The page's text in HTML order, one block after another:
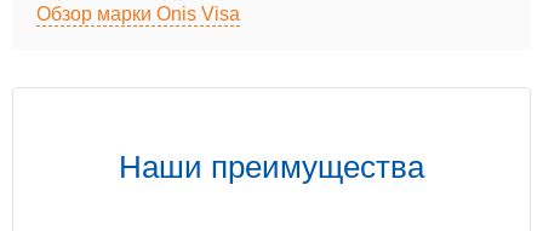
Обзор марки Onis Visa
Наши преимущества